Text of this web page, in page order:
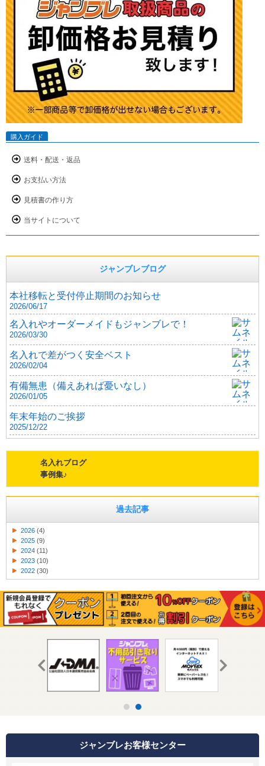
購入ガイド
送料・配送・返品
お支払い方法
見積書の作り方
当サイトについて
ジャンブレブログ
本社移転と受付停止期間のお知らせ
2026/06/17
名入れやオーダーメイドもジャンブレで！
2026/03/30
名入れで差がつく安全ベスト
2026/02/04
有備無患（備えあれば憂いなし）
2026/01/05
年末年始のご挨拶
2025/12/22
名入れブログ
事例集♪
過去記事
2026 (4)
2025 (9)
2024 (11)
2023 (10)
2022 (30)
ジャンブレお客様センター